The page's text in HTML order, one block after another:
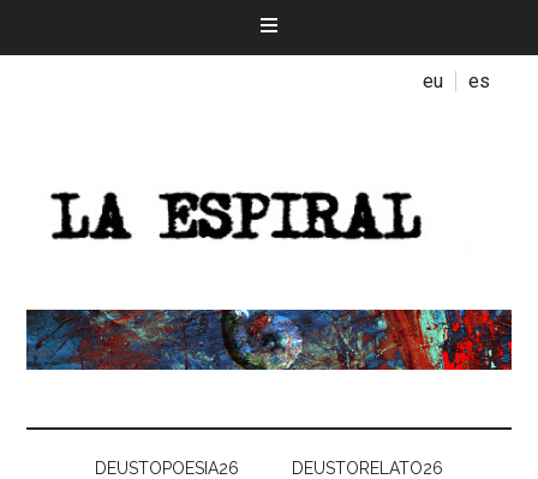
eu es
DEUSTOPOESIA26 DEUSTORELATO26